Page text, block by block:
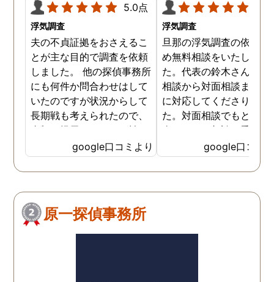
5.0点
浮気調査
夫の不貞証拠をおさえるこ
とが主な目的で調査を依頼
しました。 他の探偵事務所
にも何件か問合わせはして
いたのですが状況からして
長期戦も考えられたので、
金額を提示されそれが払え
ないとそもそも相談もでき
ない状態でした。 そんな中
ダメ元で同じ相談をした
してくださり、そして私が
持ってる情報から的確にア
ドバイスもしてくださいま
google口コミより
浮気調査
旦那の浮気調査の依頼の
め無料相談をいたしまし
た。代表の鈴木さんが電
相談から対面相談まです
に対応してくださりまし
た。対面相談でもとても
身になって相談に乗って
ださりすぐに契約といっ
こともなく金銭的な問題
ありましたので相談して
さりました。結果として
きたため依頼はせず示談
google口コミ
原一探偵事務所